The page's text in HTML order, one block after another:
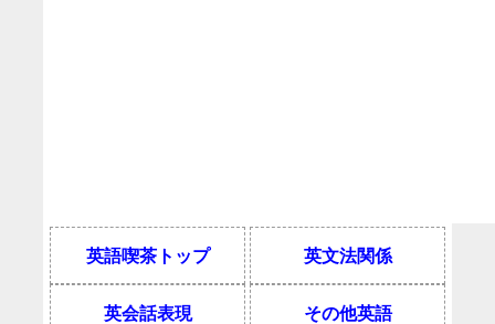
英語喫茶トップ 英文法関係
英会話表現 その他英語